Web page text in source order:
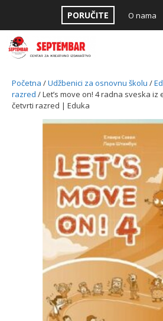
content
PORUČITE O nama
Početna /Udžbenici za osnovnu školu /
razred / Let’s move on! 4 radna sveska iz
četvrti razred | Eduka